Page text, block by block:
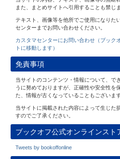
また、まとめサイトへ引用することも禁じ
テキスト、画像等を他所でご使用になりた
センターまでお問い合わせください。
カスタマセンターにお問い合わせ（ブック
トに移動します）
免責事項
当サイトのコンテンツ・情報について、で
うに努めておりますが、正確性や安全性を
た、情報が古くなっていることもございます
当サイトに掲載された内容によって生じた
すのでご了承ください。
ブックオフ公式オンラインスト
Tweets by bookoffonline